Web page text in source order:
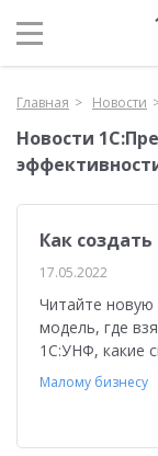
Главная Новости
Новости
Как
17.05.2022
Читайте новую
модель, где
1С:УНФ, какие
Малому бизнесу